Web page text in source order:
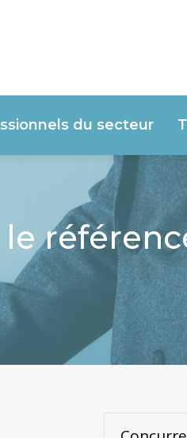
du secteur
le